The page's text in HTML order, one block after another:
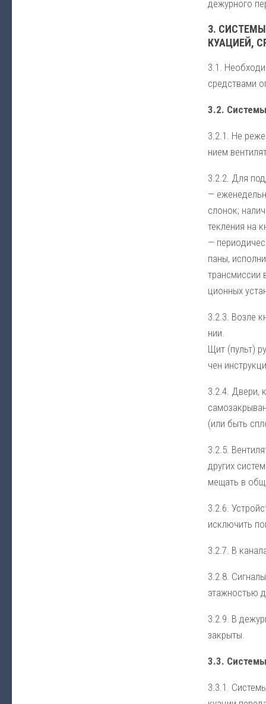
де­жур­но­го
3.
КУА­ЦИ­ЕЙ,
3.1.
сред­ст­ва­ми
3.2.
3.2.1. Не
ни­ем
3.2.2. Для
—
сло­нок;
тек­ле­ния на
—
па­ны,
транс­мис­сии
ци­он­ных
3.2.3. Воз­ле
нии.
Щит (пульт)
чен
3.2.4. Две­ри,
(или быть
3.2.5.
дру­гих
ме­щать в
3.2.6.
ис­клю­чить
3.2.7. В
3.2.8.
этаж­но­стью
3.2.9. В
за­кры­ты.
3.3.
3.3.1.